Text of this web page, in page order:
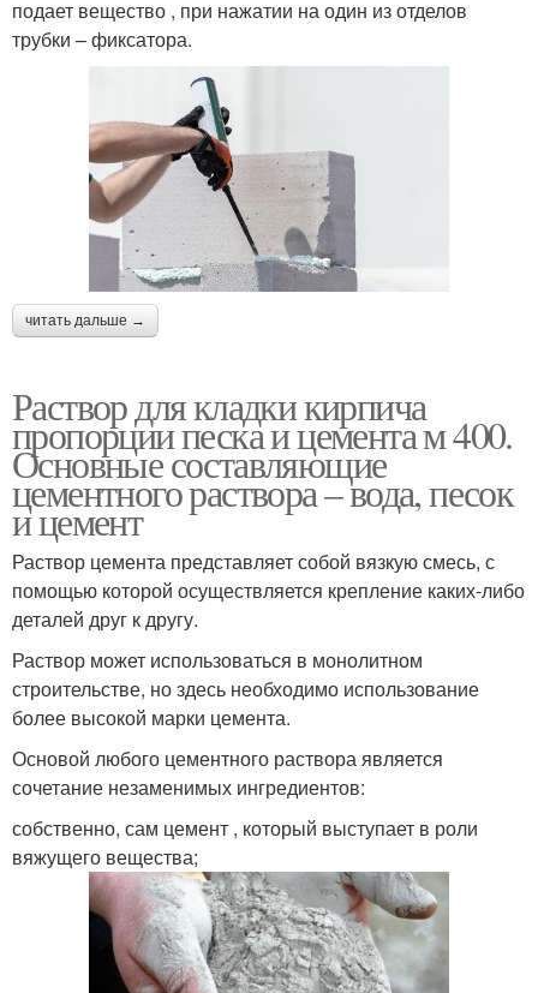
подает вещество , при нажатии на один из отделов
трубки – фиксатора.
читать дальше →
Раствор для кладки кирпича
пропорции песка и цемента м 400.
Основные составляющие
цементного раствора – вода, песок
и цемент
Раствор цемента представляет собой вязкую смесь, с
помощью которой осуществляется крепление каких-либо
деталей друг к другу.
Раствор может использоваться в монолитном
строительстве, но здесь необходимо использование
более высокой марки цемента.
Основой любого цементного раствора является
сочетание незаменимых ингредиентов:
собственно, сам цемент , который выступает в роли
вяжущего вещества;